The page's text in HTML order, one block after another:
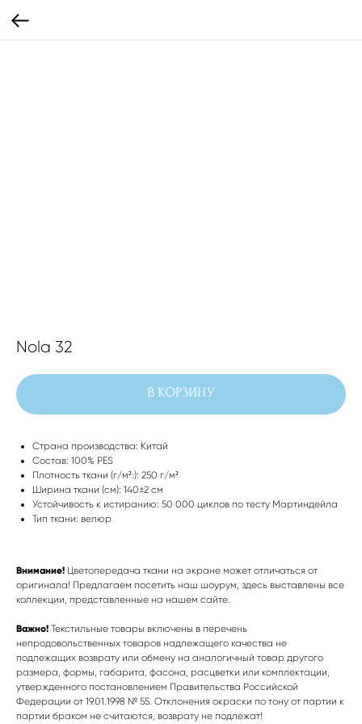
Nola 32
В корзину
Страна производства: Китай
Состав: 100% PES
Плотность ткани (г/м²:): 250 г/м²
Ширина ткани (см): 140±2 см
Устойчивость к истиранию: 50 000 циклов по тесту Мартиндейла
Тип ткани: велюр
Внимание! Цветопередача ткани на экране может отличаться от
оригинала! Предлагаем посетить наш шоурум, здесь выставлены все
коллекции, представленные на нашем сайте.
Важно! Текстильные товары включены в перечень
непродовольственных товаров надлежащего качества не
подлежащих возврату или обмену на аналогичный товар другого
размера, формы, габарита, фасона, расцветки или комплектации,
утвержденного постановлением Правительства Российской
Федерации от 19.01.1998 № 55. Отклонения окраски по тону от партии к
партии браком не считаются, возврату не подлежат!